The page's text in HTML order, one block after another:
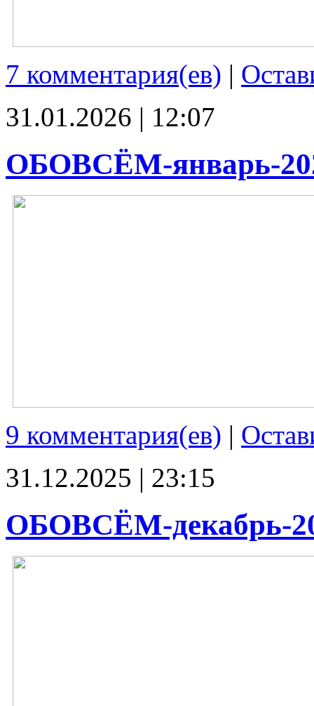
7 комментария(ев) |
31.01.2026 | 12:07
ОБОВСЁМ-январь-
9 комментария(ев) |
31.12.2025 | 23:15
ОБОВСЁМ-декабрь-